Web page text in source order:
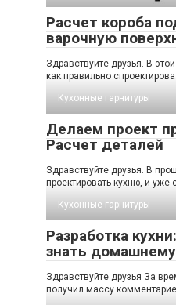
Расчет короба
варочную
Здравствуйте друзья. В
как правильно
Кухонные гарнитуры
Делаем проект
Расчет деталей
Здравствуйте друзья. В
проектировать кухню, и уже
Кухонные гарнитуры
Разработка
знать
Здравствуйте друзья За
получил массу